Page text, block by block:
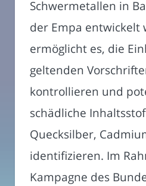
Schwermetallen in
der Empa entwickelt
ermöglicht es, die
geltenden
kontrollieren und
schädliche
Quecksilber,
identifizieren. Im
Kampagne des